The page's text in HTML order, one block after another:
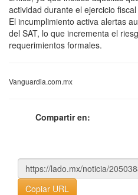
actividad durante el ejercicio
El incumplimiento activa alertas
del SAT, lo que incrementa el
requerimientos formales.
Vanguardia.com.mx
Compartir en:
Copiar URL